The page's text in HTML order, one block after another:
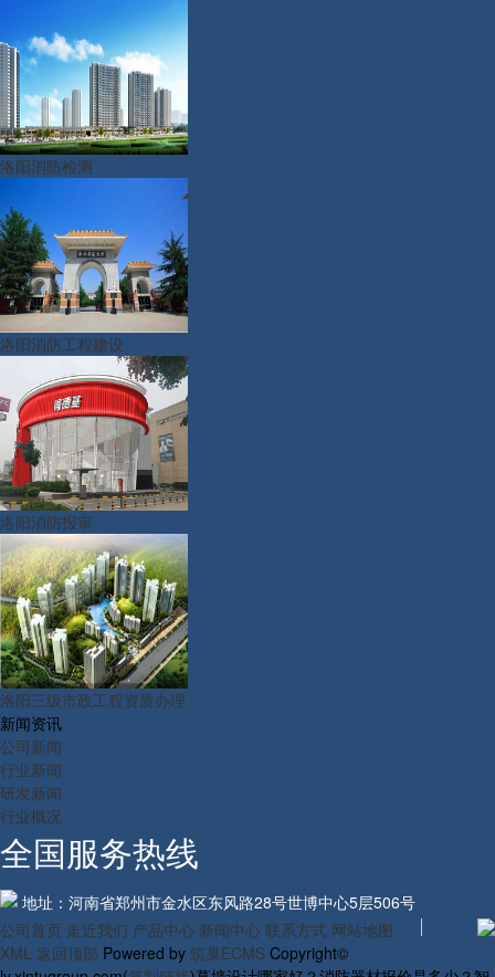
洛阳消防检测
洛阳消防工程建设
洛阳消防报审
洛阳三级市政工程资质办理
新闻资讯
公司新闻
行业新闻
研发新闻
行业概况
全国服务热线
地址：河南省郑州市金水区东风路28号世博中心5层506号
公司首页 走近我们 产品中心 新闻中心 联系方式 网站地图
XML 返回顶部 Powered by 筑巢ECMS Copyright©